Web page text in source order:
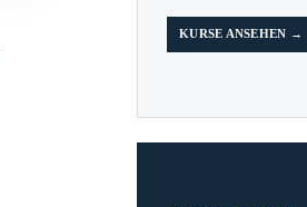
KURSE ANSEHEN →